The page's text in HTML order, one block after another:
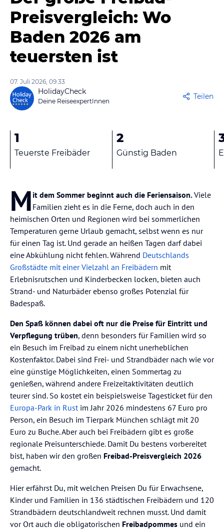
Preisvergleich: Wo
Baden 2026 am
teuersten ist
07. Juli 2026, 09:33
HolidayCheck
Deine ReiseexpertInnen
Teilen
1
Teuerste Freibäder
2
Günstig Baden
M it dem Sommer beginnt auch die Feriensaison.Viele
Familien zieht es in die Ferne, doch auch in den
heimischen Orten und Regionen wird bei sommerlichen
Temperaturen gerne Urlaub gemacht, selbst wenn es nur
für einen Tag ist. Und gerade an heißen Tagen darf dabei
eine Abkühlung nicht fehlen. Während Deutschlands
Großstädte mit einer Vielzahl an Freibädern mit
Erlebnisrutschen und Kinderbecken locken, bieten auch
Strand- und Naturbäder ebenso großes Potenzial für
Badespaß.
Den Spaß können dabei oft nur die Preise für Eintritt und
Verpflegung trüben, denn besonders für Familien wird so
ein Besuch im Freibad zu einem nicht unerheblichen
Kostenfaktor. Dabei sind Frei- und Strandbäder nach wie vor
eine günstige Möglichkeiten, einen Sommertag zu
genießen, während andere Freizeitaktivitäten deutlich
teurer sind. So kostet ein beispielsweise Tagesticket für den
Europa-Park in Rust im Jahr 2026 mindestens 67 Euro pro
Person, ein Besuch im Tierpark München schlägt mit 20
Euro zu Buche. Aber auch bei Freibädern gibt es große
regionale Preisunterschiede. Damit Du bestens vorbereitet
bist, haben wir den großen Freibad-Preisvergleich 2026
gemacht.
Hier erfährst Du, mit welchen Preisen Du für Erwachsene,
Kinder und Familien in 136 städtischen Freibädern und 120
Strandbädern deutschlandweit rechnen musst. Und damit
vor Ort auch die obligatorischen Freibadpommes und ein